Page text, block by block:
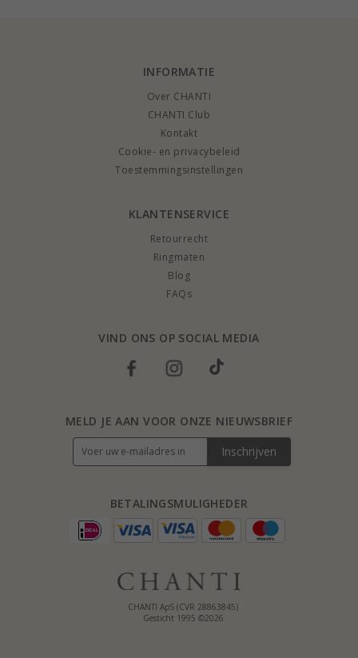
INFORMATIE
Over CHANTI
CHANTI Club
Kontakt
Cookie- en privacybeleid
Toestemmingsinstellingen
KLANTENSERVICE
Retourrecht
Ringmaten
Blog
FAQs
VIND ONS OP SOCIAL MEDIA
CHANTI ApS (CVR 28863845)
Gesticht 1995 ©2026
BETALINGSMULIGHEDER
MELD JE AAN VOOR ONZE NIEUWSBRIEF
Inschrijven